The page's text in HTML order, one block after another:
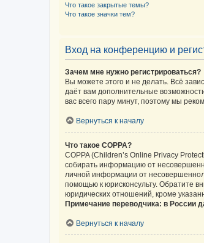
Что такое закрытые темы?
Что такое значки тем?
Вход на конференцию и
Зачем мне нужно регистрироваться?
Вы можете этого и не делать. Всё
даёт вам дополнительные
вас всего пару минут, поэтому мы
Вернуться к началу
Что такое COPPA?
COPPA (Children’s Online Privacy
собирать информацию от
личной информации от
помощью к юрисконсульту. Обратите
юридических отношений, кроме
Примечание переводчика: в России
Вернуться к началу